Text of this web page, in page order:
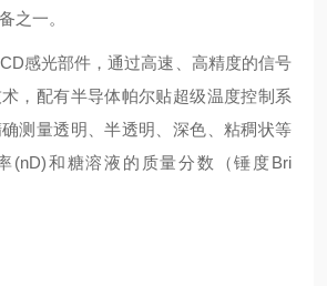
之一。
感光部件，通过高速、高精度的信号
，配有半导体帕尔贴超级温度控制系
测量透明、半透明、深色、粘稠状等
(nD)和糖溶液的质量分数（锤度Bri